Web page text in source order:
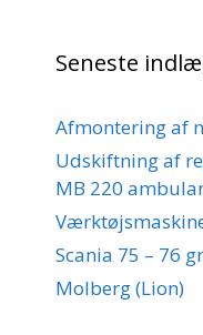
Seneste
Afmontering af
Udskiftning af
MB 220
Scania 75 – 76
Molberg (Lion)